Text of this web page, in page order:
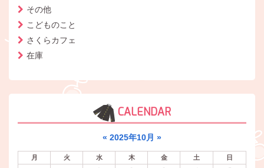
その他
こどものこと
さくらカフェ
在庫
CALENDAR
« 2025年10月 »
月 火 水 木 金 土
日